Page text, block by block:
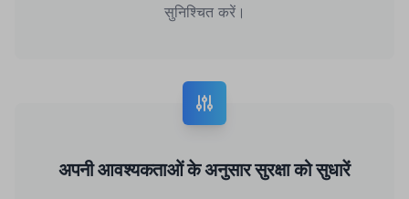
सुनिश्चित करें।
अपनी आवश्यकताओं के अनुसार सुरक्षा को सुधारें